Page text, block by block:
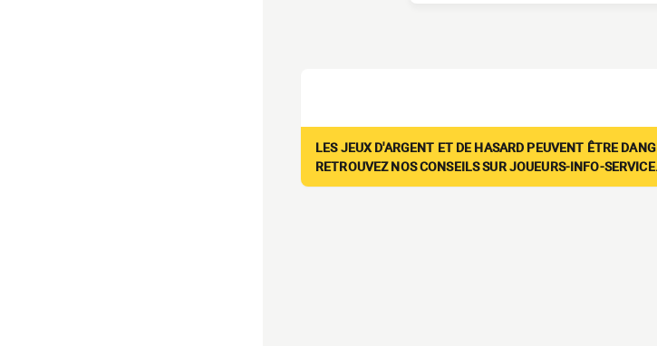
LES JEUX D'ARGENT ET DE HASARD PEUVENT ÊTRE
RETROUVEZ NOS CONSEILS SUR JOUEURS-INFO-